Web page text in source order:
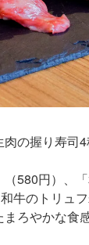
の握り寿司4
580円）、
牛のトリュ
ろやかな食